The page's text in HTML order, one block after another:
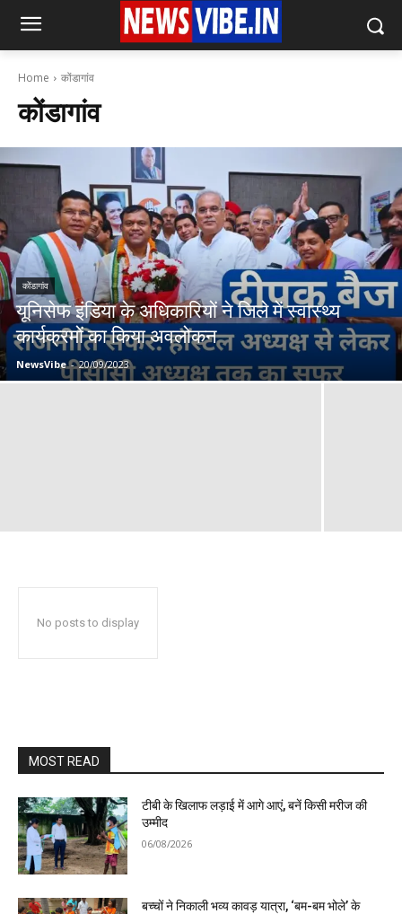
Home कोंडागांव
कोंडागांव
कोंडागांव
यूनिसेफ इंडिया के अधिकारियों ने जिले में स्वास्थ्य
कार्यक्रमों का किया अवलोकन
NewsVibe - 20/09/2023
No posts to display
MOST READ
टीबी के खिलाफ लड़ाई में आगे आएं, बनें किसी मरीज की
उम्मीद
06/08/2026
बच्चों ने निकाली भव्य कावड़ यात्रा, ‘बम-बम भोले’ के